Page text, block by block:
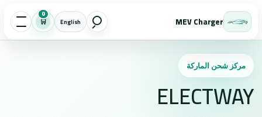
MEV Charger
English
🛒
0
مركز شحن الماركة
ELECTWAY